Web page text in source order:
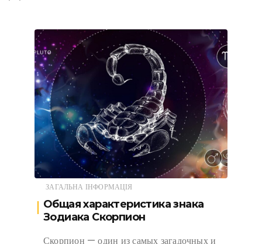
ЗАГАЛЬНА ІНФОРМАЦІЯ
Общая характеристика знака
Зодиака Скорпион
Скорпион — один из самых загадочных и